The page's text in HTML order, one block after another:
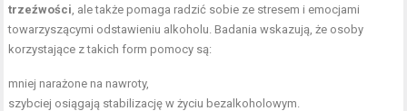
trzeźwości , ale także pomaga radzić sobie ze stresem i emocjami
towarzyszącymi odstawieniu alkoholu. Badania wskazują, że osoby
korzystające z takich form pomocy są:
mniej narażone na nawroty,
szybciej osiągają stabilizację w życiu bezalkoholowym.